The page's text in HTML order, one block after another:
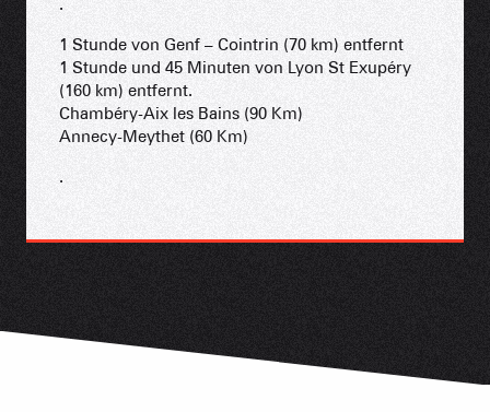
.
1 Stunde von Genf – Cointrin (70 km) entfernt
1 Stunde und 45 Minuten von Lyon St Exupéry
(160 km) entfernt.
Chambéry-Aix les Bains (90 Km)
Annecy-Meythet (60 Km)
.